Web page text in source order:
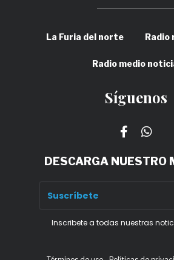
La Furia del norte Radio
Radio medio
Síguenos
DESCARGA NUESTRO
Inscribete a todas nuestras